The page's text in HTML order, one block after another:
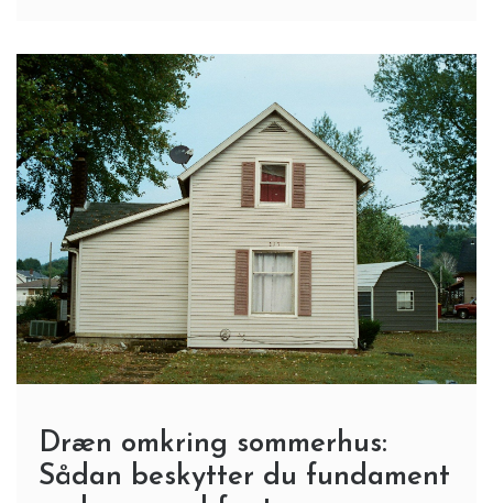
Dræn omkring sommerhus:
Sådan beskytter du fundament